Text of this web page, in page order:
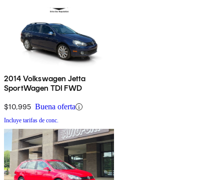
2014 Volkswagen Jetta
SportWagen TDI FWD
$10,995 Buena oferta
Incluye tarifas de conc.